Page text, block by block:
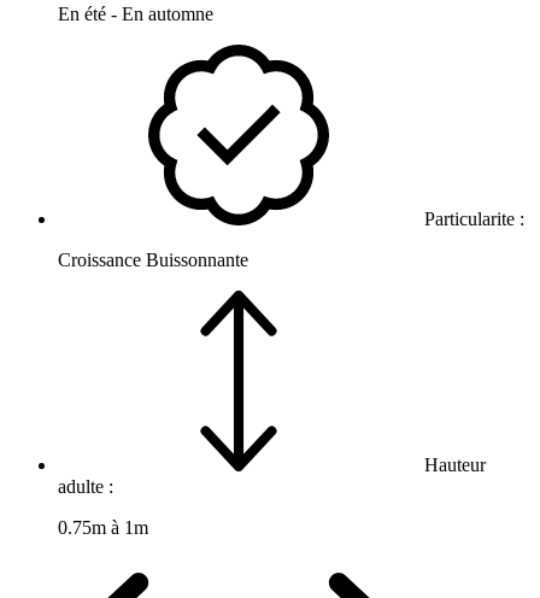
En été - En automne
Particularite :
Croissance Buissonnante
Hauteur
adulte :
0.75m à 1m